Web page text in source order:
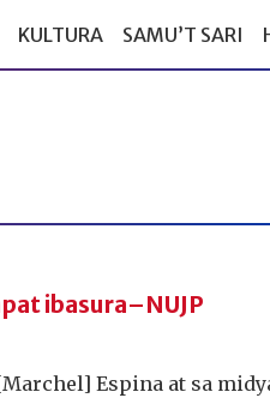
KULTURA SAMU’T SARI
ibasura–NUJP
Espina at sa